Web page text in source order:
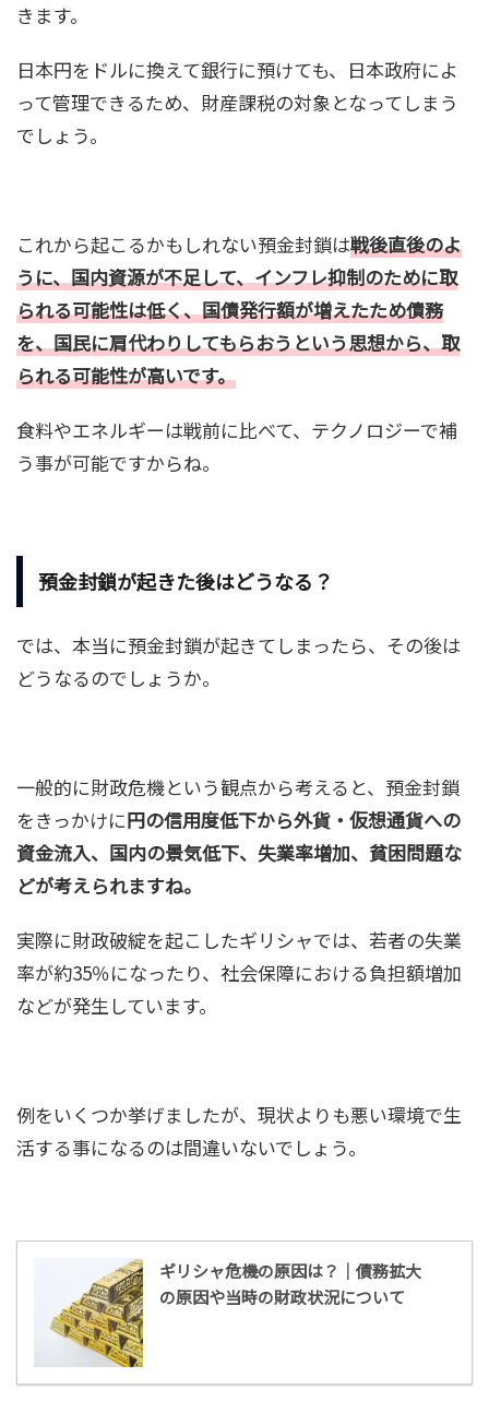
きます。
日本円をドルに換えて銀行に預けても、日本政府によ
って管理できるため、財産課税の対象となってしまう
でしょう。
これから起こるかもしれない預金封鎖は戦後直後のよ
うに、国内資源が不足して、インフレ抑制のために取
られる可能性は低く、国債発行額が増えたため債務
を、国民に肩代わりしてもらおうという思想から、取
られる可能性が高いです。
食料やエネルギーは戦前に比べて、テクノロジーで補
う事が可能ですからね。
預金封鎖が起きた後はどうなる？
では、本当に預金封鎖が起きてしまったら、その後は
どうなるのでしょうか。
一般的に財政危機という観点から考えると、預金封鎖
をきっかけに円の信用度低下から外貨・仮想通貨への
資金流入、国内の景気低下、失業率増加、貧困問題な
どが考えられますね。
実際に財政破綻を起こしたギリシャでは、若者の失業
率が約35％になったり、社会保障における負担額増加
などが発生しています。
例をいくつか挙げましたが、現状よりも悪い環境で生
活する事になるのは間違いないでしょう。
ギリシャ危機の原因は？｜債務拡大
の原因や当時の財政状況について